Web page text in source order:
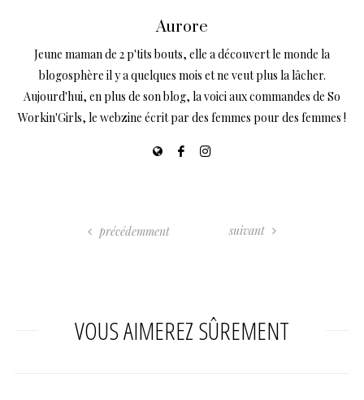
Aurore
Jeune maman de 2 p'tits bouts, elle a découvert le monde la
blogosphère il y a quelques mois et ne veut plus la lâcher.
Aujourd'hui, en plus de son blog, la voici aux commandes de So
Workin'Girls, le webzine écrit par des femmes pour des femmes !
précédemment suivant
VOUS AIMEREZ SÛREMENT